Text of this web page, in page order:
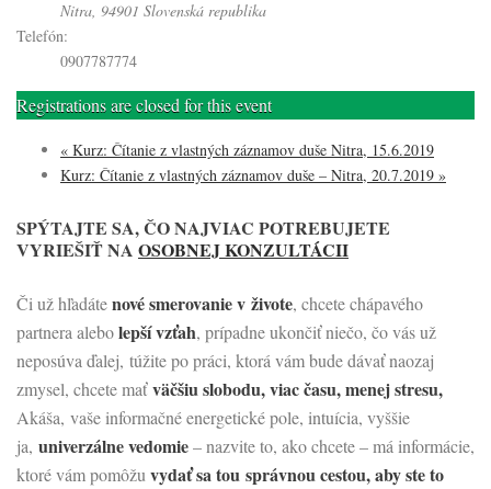
Nitra, 94901 Slovenská republika
Telefón:
0907787774
Registrations are closed for this event
« Kurz: Čítanie z vlastných záznamov duše Nitra, 15.6.2019
Kurz: Čítanie z vlastných záznamov duše – Nitra, 20.7.2019 »
SPÝTAJTE SA, ČO NAJVIAC POTREBUJETE
VYRIEŠIŤ NA OSOBNEJ KONZULTÁCII
Či už hľadátenové smerovanie v živote, chcete chápavého
partnera alebolepší vzťah, prípadne ukončiť niečo, čo vás už
neposúva ďalej, túžite po práci, ktorá vám bude dávať naozaj
zmysel, chcete maťväčšiu slobodu, viac času, menej stresu,
Akáša, vaše informačné energetické pole, intuícia, vyššie
ja, univerzálne vedomie– nazvite to, ako chcete – má informácie,
ktoré vám pomôžuvydať sa tou správnou cestou, aby ste to